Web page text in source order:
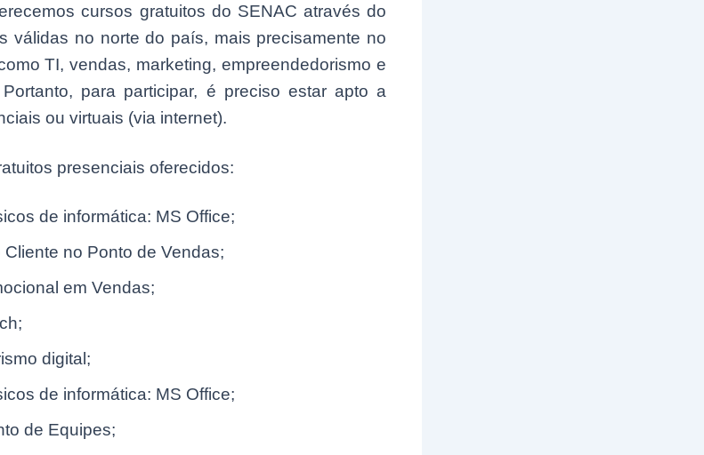
cursos gratuitos do SENAC através do
válidas no norte do país, mais precisamente no
TI, vendas, marketing, empreendedorismo e
para participar, é preciso estar apto a
ou virtuais (via internet).
presenciais oferecidos:
de informática: MS Office;
no Ponto de Vendas;
em Vendas;
digital;
de informática: MS Office;
de Equipes;